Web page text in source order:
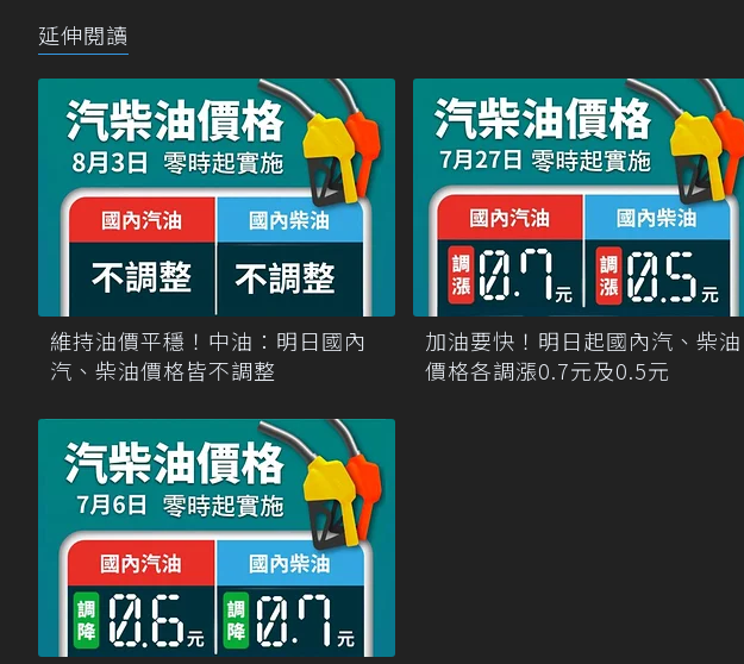
延伸閱讀
維持油價平穩！中油：明日國內
汽、柴油價格皆不調整
加油要快！明日起國內汽、柴油
價格各調漲0.7元及0.5元